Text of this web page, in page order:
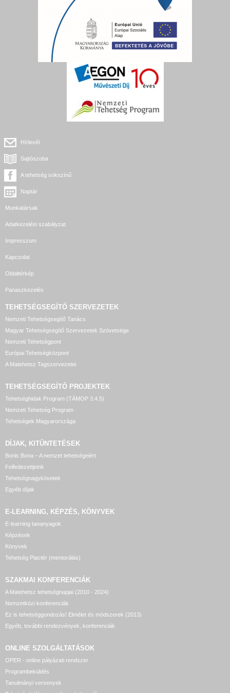
Hírlevél
Sajtószoba
A tehetség sokszínű
Naptár
Munkatársak
Adatkezelési szabályzat
Impresszum
Kapcsolat
Oldaltérkép
Panaszkezelés
TEHETSÉGSEGÍTŐ SZERVEZETEK
Nemzeti Tehetségsegítő Tanács
Magyar Tehetségsegítő Szervezetek Szövetsége
Nemzeti Tehetségpont
Európai Tehetségközpont
A Matehetsz Tagszervezetei
TEHETSÉGSEGÍTŐ PROJEKTEK
Tehetséghidak Program (TÁMOP 3.4.5)
Nemzeti Tehetség Program
Tehetségek Magyarországa
DÍJAK, KITÜNTETÉSEK
Bonis Bona – A nemzet tehetségeiért
Felfedezettjeink
Tehetségnagykövetek
Egyéb díjak
E-LEARNING, KÉPZÉS, KÖNYVEK
E-learning tananyagok
Képzések
Könyvek
Tehetség Piactér (mentorálás)
SZAKMAI KONFERENCIÁK
A Matehetsz tehetségnapjai (2010 - 2024)
Nemzetközi konferenciák
Ez is tehetséggondozás! Elmélet és módszerek (2013)
Egyéb, további rendezvények, konferenciák
ONLINE SZOLGÁLTATÁSOK
OPER - online pályázati rendszer
Programbeküldés
Tanulmányi versenyek